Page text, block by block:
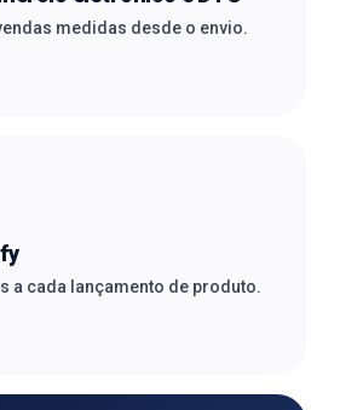
medidas desde o envio.
a cada lançamento de produto.